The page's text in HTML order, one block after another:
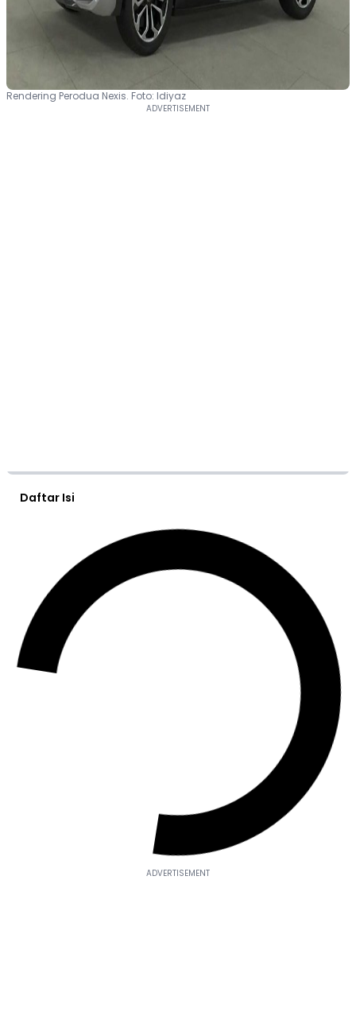
Rendering Perodua Nexis. Foto: Idiyaz
Daftar Isi